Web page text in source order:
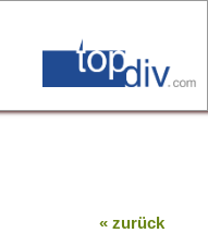
« zurück